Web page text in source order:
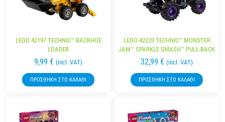
LEGO 42197 TECHNIC™ BACKHOE
LOADER
9,99 € (incl. VAT)
ΠΡΟΣΘΉΚΗ ΣΤΟ ΚΑΛΆΘΙ
LEGO 42220 TECHNIC™ MONSTER
JAM™ SPARKLE SMASH™ PULL-BACK
32,99 € (incl. VAT)
ΠΡΟΣΘΉΚΗ ΣΤΟ ΚΑΛΆΘΙ